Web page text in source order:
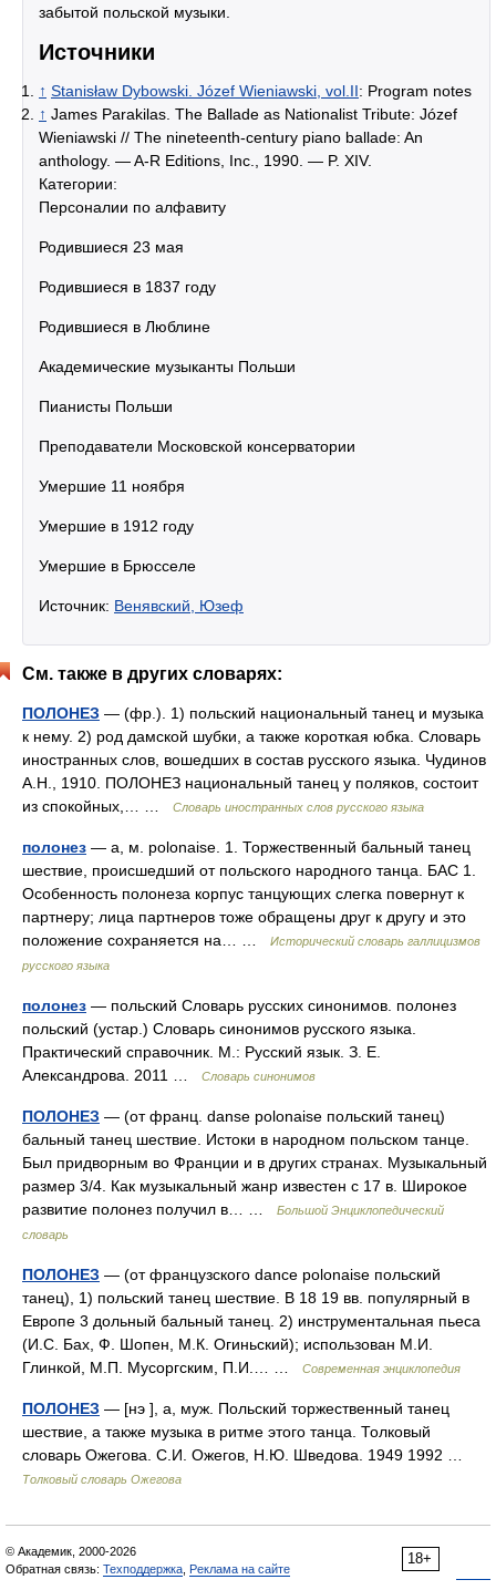
забытой польской музыки.
Источники
↑ Stanisław Dybowski. Józef Wieniawski, vol.II: Program notes
↑ James Parakilas. The Ballade as Nationalist Tribute: Józef
Wieniawski // The nineteenth-century piano ballade: An
anthology. — A-R Editions, Inc., 1990. — P. XIV.
Категории:
Персоналии по алфавиту
Родившиеся 23 мая
Родившиеся в 1837 году
Родившиеся в Люблине
Академические музыканты Польши
Пианисты Польши
Преподаватели Московской консерватории
Умершие 11 ноября
Умершие в 1912 году
Умершие в Брюсселе
Источник: Венявский, Юзеф
См. также в других словарях:
ПОЛОНЕЗ — (фр.). 1) польский национальный танец и музыка
к нему. 2) род дамской шубки, а также короткая юбка. Словарь
иностранных слов, вошедших в состав русского языка. Чудинов
А.Н., 1910. ПОЛОНЕЗ национальный танец у поляков, состоит
из спокойных,… …
Словарь иностранных слов русского языка
полонез — а, м. polonaise. 1. Торжественный бальный танец
шествие, происшедший от польского народного танца. БАС 1.
Особенность полонеза корпус танцующих слегка повернут к
партнеру; лица партнеров тоже обращены друг к другу и это
положение сохраняется на… …
Исторический словарь галлицизмов
русского языка
полонез — польский Словарь русских синонимов. полонез
польский (устар.) Словарь синонимов русского языка.
Практический справочник. М.: Русский язык. З. Е.
Александрова. 2011 …
Словарь синонимов
ПОЛОНЕЗ — (от франц. danse polonaise польский танец)
бальный танец шествие. Истоки в народном польском танце.
Был придворным во Франции и в других странах. Музыкальный
размер 3/4. Как музыкальный жанр известен с 17 в. Широкое
развитие полонез получил в… …
Большой Энциклопедический
словарь
ПОЛОНЕЗ — (от французского dance polonaise польский
танец), 1) польский танец шествие. В 18 19 вв. популярный в
Европе 3 дольный бальный танец. 2) инструментальная пьеса
(И.С. Бах, Ф. Шопен, М.К. Огиньский); использован М.И.
Глинкой, М.П. Мусоргским, П.И.… …
Современная энциклопедия
ПОЛОНЕЗ — [нэ ], а, муж. Польский торжественный танец
шествие, а также музыка в ритме этого танца. Толковый
словарь Ожегова. С.И. Ожегов, Н.Ю. Шведова. 1949 1992 …
Толковый словарь Ожегова
18+
© Академик, 2000-2026
Обратная связь: Техподдержка Реклама на сайте